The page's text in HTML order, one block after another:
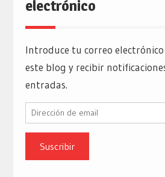
electrónico
Introduce tu correo
este blog y recibir
entradas.
Dirección
email